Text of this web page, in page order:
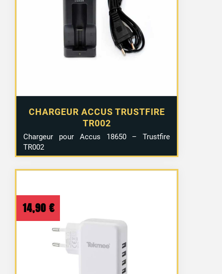
CHARGEUR ACCUS TRUSTFIRE
TR002
initial
était :
11,90 €.
actuel
est :
3,99 €.
Chargeur pour Accus 18650 – Trustfire
TR002
14,90 €